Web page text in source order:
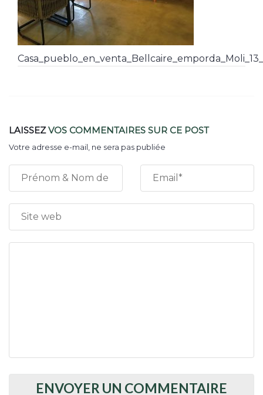
LAISSEZVOS COMMENTAIRES SUR CE POST
Votre adresse e-mail, ne sera pas publiée